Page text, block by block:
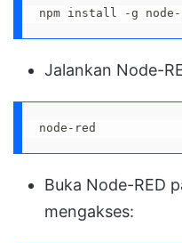
npm install -g node-
Jalankan Node-
node-red
Buka Node-RED
mengakses: